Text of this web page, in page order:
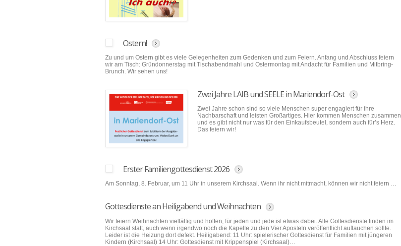
Ostern!
Zu und um Ostern gibt es viele Gelegenheiten zum Gedenken und zum Feiern. Anfang und Abschluss feiern
wir am Tisch: Gründonnerstag mit Tischabendmahl und Ostermontag mit Andacht für Familien und Mitbring-
Brunch. Wir sehen uns!
Zwei Jahre LAIB und SEELE in Mariendorf-Ost
Zwei Jahre schon sind so viele Menschen super engagiert für ihre
Nachbarschaft und leisten Großartiges. Hier kommen Menschen zusammen
und es gibt nicht nur was für den Einkaufsbeutel, sondern auch für’s Herz.
Das feiern wir!
Erster Familiengottesdienst 2026
Am Sonntag, 8. Februar, um 11 Uhr in unserem Kirchsaal. Wenn ihr nicht mitmacht, können wir nicht feiern …
Gottesdienste an Heiligabend und Weihnachten
Wir feiern Weihnachten vielfältig und hoffen, für jeden und jede ist etwas dabei. Alle Gottesdienste finden im
Kirchsaal statt, auch wenn irgendwo noch die Kapelle zu den Vier Aposteln veröffentlicht auftauchen sollte.
Leider ist die Heizung dort defekt. Heiligabend: 11 Uhr: spielerischer Gottesdienst für Familien mit jüngeren
Kindern (Kirchsaal) 14 Uhr: Gottesdienst mit Krippenspiel (Kirchsaal)…